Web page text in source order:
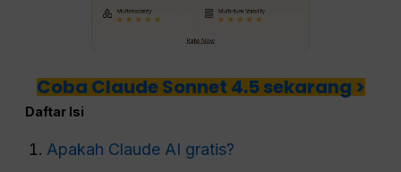
Coba Claude Sonnet 4.5 sekarang >
Daftar Isi
Apakah Claude AI gratis?